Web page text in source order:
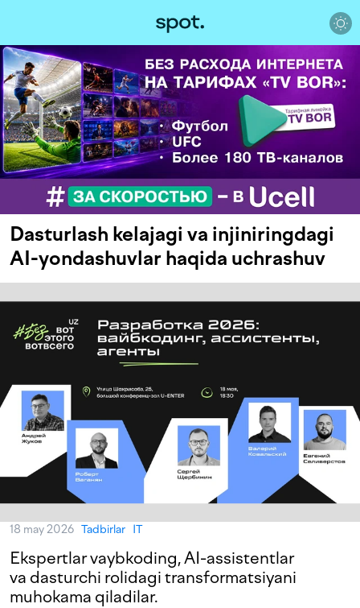
Dasturlash kelajagi va injiniringdagi
AI-yondashuvlar haqida uchrashuv
18 may 2026 Tadbirlar IT
Ekspertlar vaybkoding, AI-assistentlar
va dasturchi rolidagi transformatsiyani
muhokama qiladilar.